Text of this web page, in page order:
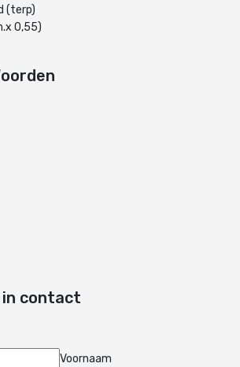
(terp)
0,55)
in contact
Voornaam